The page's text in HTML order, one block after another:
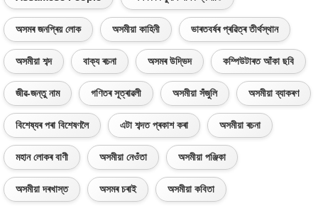
অসমৰ জনপ্ৰিয় লোক অসমীয়া কাহিনী ভাৰতবৰ্ষৰ প্ৰৱিত্ৰ তীৰ্থস্থান
অসমীয়া শব্দ বাক্য ৰচনা অসমৰ উদ্ভিদ কম্পিউটাৰত আঁকা ছবি
জীৱ-জন্তু নাম গণিতৰ সূত্ৰাৱলী অসমীয়া সঁজুলি অসমীয়া ব্যাকৰণ
বিশেষ্যৰ পৰা বিশেষণলৈ এটা শব্দত প্ৰকাশ কৰা অসমীয়া ৰচনা
মহান লোকৰ বাণী অসমীয়া নেওঁতা অসমীয়া পঞ্জিকা
অসমীয়া দৰখাস্ত অসমৰ চৰাই অসমীয়া কবিতা